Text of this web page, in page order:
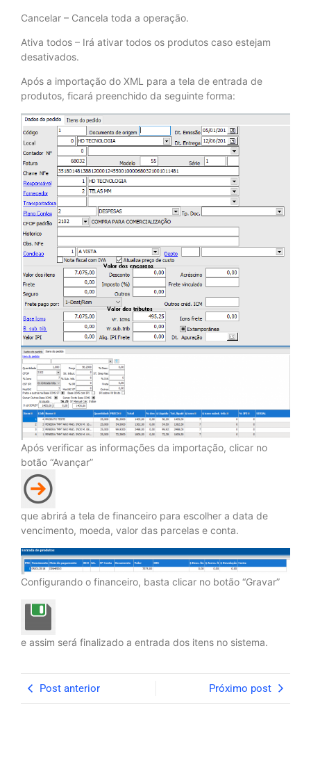
Cancelar – Cancela toda a operação.
Ativa todos – Irá ativar todos os produtos caso estejam
desativados.
Após a importação do XML para a tela de entrada de
produtos, ficará preenchido da seguinte forma:
Após verificar as informações da importação, clicar no
botão “Avançar”
que abrirá a tela de financeiro para escolher a data de
vencimento, moeda, valor das parcelas e conta.
Configurando o financeiro, basta clicar no botão “Gravar”
e assim será finalizado a entrada dos itens no sistema.
Post anterior Próximo post